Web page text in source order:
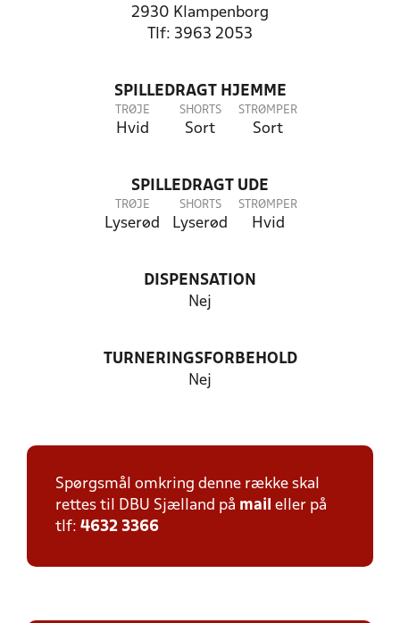
2930 Klampenborg
Tlf: 3963 2053
SPILLEDRAGT HJEMME
TRØJE
Hvid
SHORTS
Sort
STRØMPER
Sort
SPILLEDRAGT UDE
TRØJE
Lyserød
SHORTS
Lyserød
STRØMPER
Hvid
DISPENSATION
Nej
TURNERINGSFORBEHOLD
Nej
Spørgsmål omkring denne række skal
rettes til DBU Sjælland på mail eller på
tlf: 4632 3366